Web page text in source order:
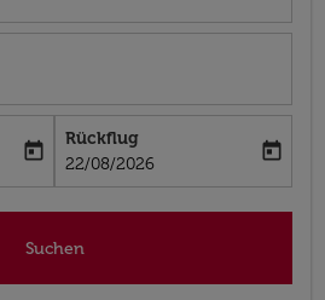
aria-label
today
Rückflug
fc-booking-return-date-aria-label
22/08/2026
today
Suchen